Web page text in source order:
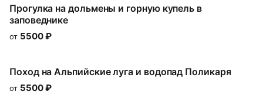
Прогулка на дольмены и горную купель в
заповеднике
от 5500₽
Поход на Альпийские луга и водопад Поликаря
от 5500₽